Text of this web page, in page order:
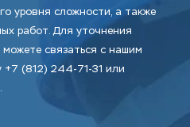
уровня сложности, а также
работ. Для уточнения
связаться с нашим
+7 (812) 244-71-31 или